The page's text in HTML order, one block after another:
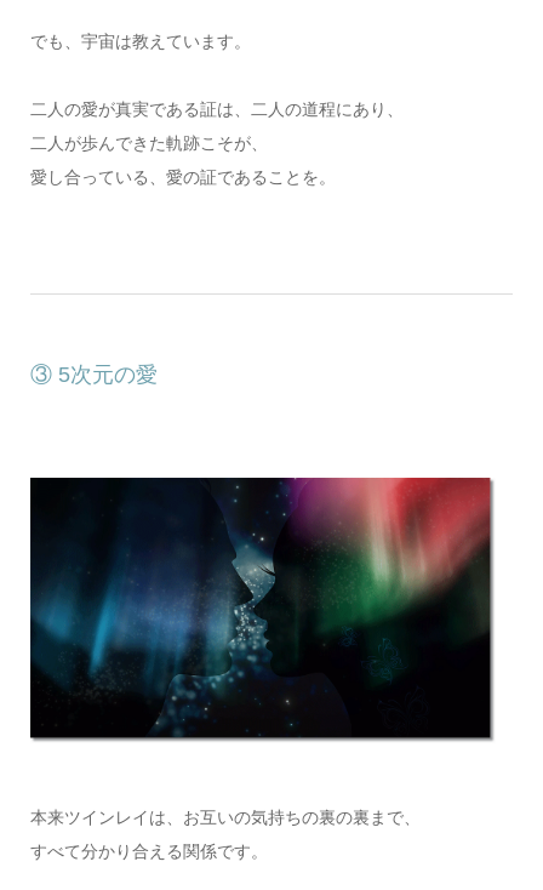
でも、宇宙は教えています。
二人の愛が真実である証は、二人の道程にあり、
二人が歩んできた軌跡こそが、
愛し合っている、愛の証であることを。
③ 5次元の愛
本来ツインレイは、お互いの気持ちの裏の裏まで、
すべて分かり合える関係です。